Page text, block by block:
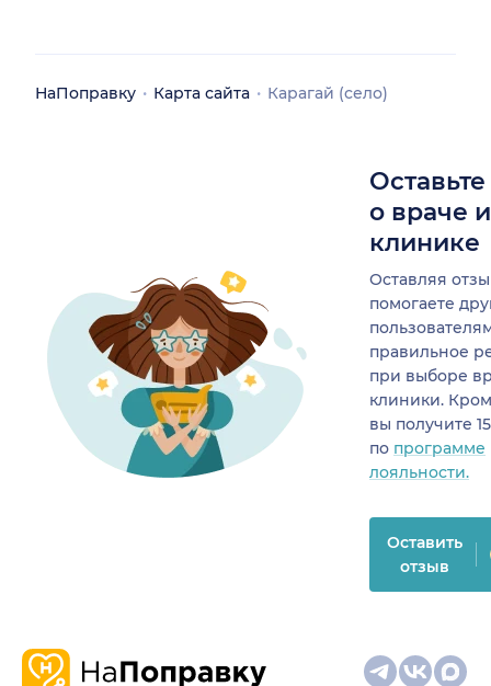
НаПоправку Карта сайта Карагай (село)
о враче
клинике
Оставляя
помогаете
правильное
при выборе
клиники.
вы получите
по программе
лояльности.
Оставить
отзыв